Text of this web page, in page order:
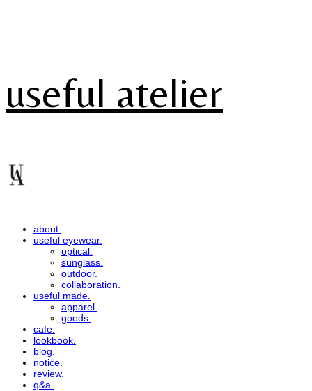
useful atelier
about.
useful eyewear.
optical.
sunglass.
outdoor.
collaboration.
useful made.
apparel.
goods.
cafe.
lookbook.
blog.
notice.
review.
q&a.